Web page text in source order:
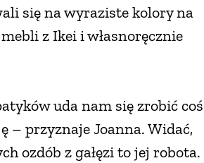
się na wyraziste kolory na
z Ikei i własnoręcznie
uda nam się zrobić coś
– przyznaje Joanna. Widać,
ozdób z gałęzi to jej robota.